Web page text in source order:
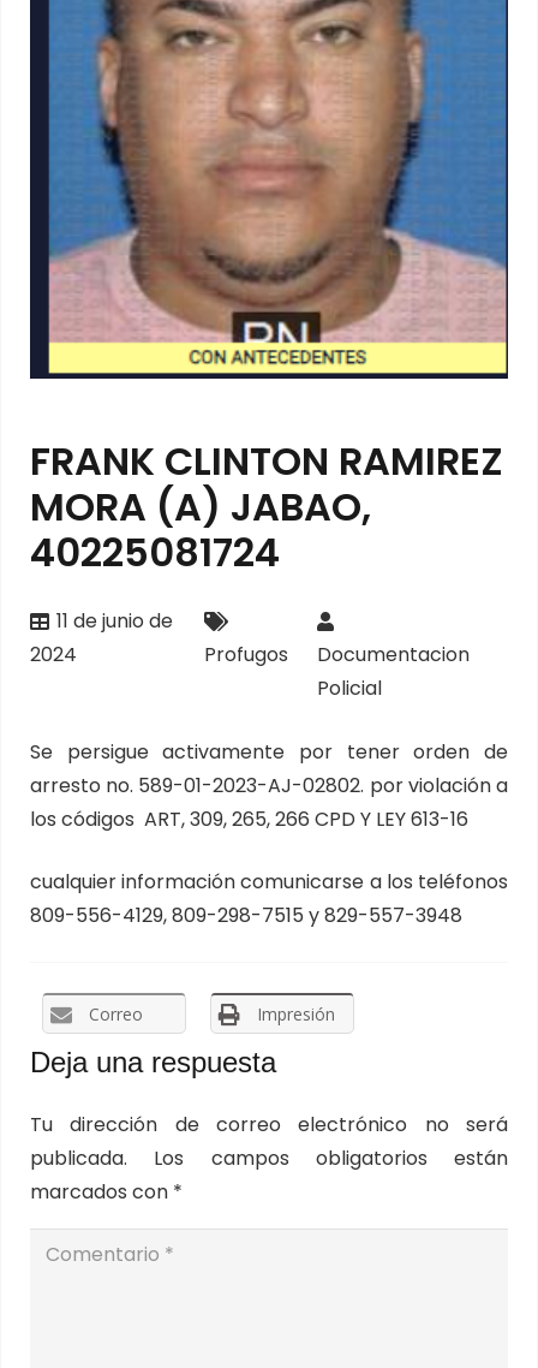
FRANK CLINTON RAMIREZ
MORA (A) JABAO,
40225081724
11 de junio de
2024
Profugos
Documentacion
Policial
Se persigue activamente por tener orden de
arresto no. 589-01-2023-AJ-02802. por violación a
los códigos ART, 309, 265, 266 CPD Y LEY 613-16
cualquier información comunicarse a los teléfonos
809-556-4129, 809-298-7515 y 829-557-3948
Correo Impresión
Deja una respuesta
Tu dirección de correo electrónico no será
publicada.
Los campos obligatorios están
marcados con *